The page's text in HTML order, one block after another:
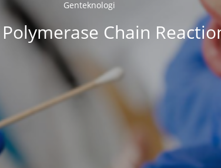
Genteknologi
Polymerase Chain